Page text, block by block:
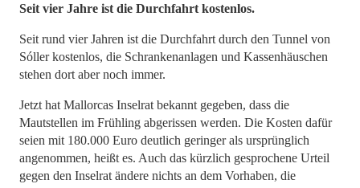
Seit vier Jahre ist die Durchfahrt kostenlos.
Seit rund vier Jahren ist die Durchfahrt durch den Tunnel von
Sóller kostenlos, die Schrankenanlagen und Kassenhäuschen
stehen dort aber noch immer.
Jetzt hat Mallorcas Inselrat bekannt gegeben, dass die
Mautstellen im Frühling abgerissen werden. Die Kosten dafür
seien mit 180.000 Euro deutlich geringer als ursprünglich
angenommen, heißt es. Auch das kürzlich gesprochene Urteil
gegen den Inselrat ändere nichts an dem Vorhaben, die